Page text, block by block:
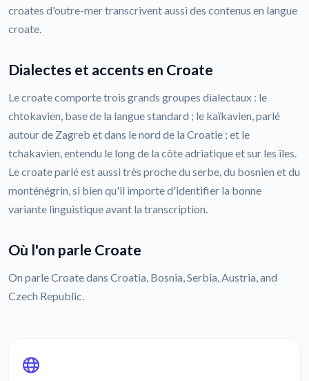
croates d'outre-mer transcrivent aussi des contenus en langue
croate.
Dialectes et accents en Croate
Le croate comporte trois grands groupes dialectaux : le
chtokavien, base de la langue standard ; le kaïkavien, parlé
autour de Zagreb et dans le nord de la Croatie ; et le
tchakavien, entendu le long de la côte adriatique et sur les îles.
Le croate parlé est aussi très proche du serbe, du bosnien et du
monténégrin, si bien qu'il importe d'identifier la bonne
variante linguistique avant la transcription.
Où l'on parle Croate
On parle Croate dans Croatia, Bosnia, Serbia, Austria, and
Czech Republic.